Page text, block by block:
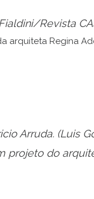
Revista
Arruda. (Luis